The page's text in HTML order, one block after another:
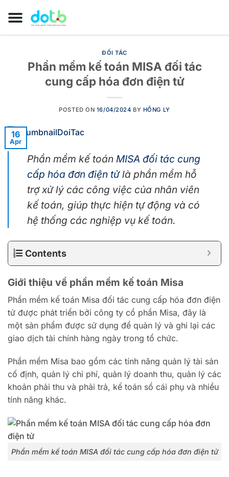
ĐỐI TÁC
Phần mềm kế toán MISA đối tác
cung cấp hóa đơn điện tử
POSTED ON 16/04/2024 BY HỒNG LY
16
Apr
Phần mềm kế toán MISA đối tác cung
cấp hóa đơn điện tửlà phần mềm hỗ
trợ xử lý các công việc của nhân viên
kế toán, giúp thực hiện tự động và có
hệ thống các nghiệp vụ kế toán.
Contents
Giới thiệu về phần mềm kế toán Misa
Phần mềm kế toán Misa đối tác cung cấp hóa đơn điện
tử được phát triển bởi công ty cổ phần Misa, đây là
một sản phẩm được sử dụng để quản lý và ghi lại các
giao dịch tài chính hàng ngày trong tổ chức.
Phần mềm Misa bao gồm các tính năng quản lý tài sản
cố định, quản lý chi phí, quản lý doanh thu, quản lý các
khoản phải thu và phải trả, kế toán sổ cái phụ và nhiều
tính năng khác.
Phần mềm kế toán MISA đối tác cung cấp hóa đơn điện tử